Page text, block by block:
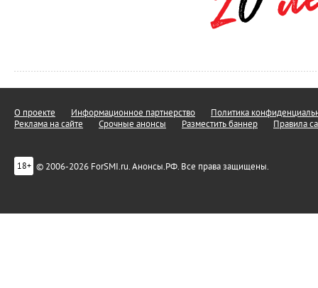
О проекте Информационное партнерство
Политика
Реклама на сайте
Срочные анонсы Разместить баннер Правила
18+ © 2006-2026 ForSMI.ru. Анонсы.РФ. Все права защищены.